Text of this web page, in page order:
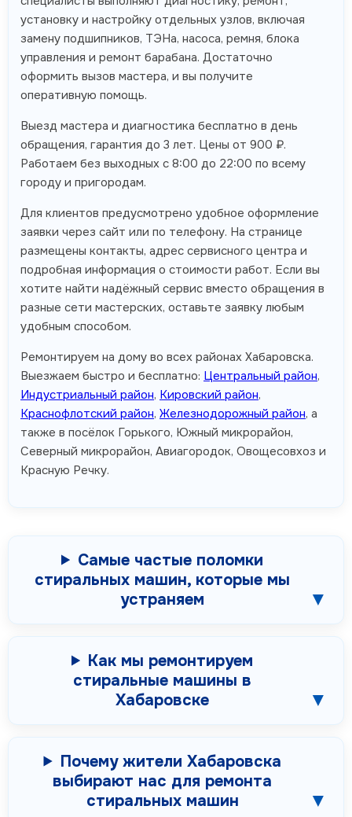
установку и настройку отдельных узлов, включая
замену подшипников, ТЭНа, насоса, ремня, блока
управления и ремонт барабана. Достаточно
оформить вызов мастера, и вы получите
оперативную помощь.
Выезд мастера и диагностика бесплатно в день
обращения, гарантия до 3 лет. Цены от 900 ₽.
Работаем без выходных с 8:00 до 22:00 по всему
городу и пригородам.
Для клиентов предусмотрено удобное оформление
заявки через сайт или по телефону. На странице
размещены контакты, адрес сервисного центра и
подробная информация о стоимости работ. Если вы
хотите найти надёжный сервис вместо обращения в
разные сети мастерских, оставьте заявку любым
удобным способом.
Ремонтируем на дому во всех районах Хабаровска.
Выезжаем быстро и бесплатно: Центральный район,
Индустриальный район, Кировский район,
Краснофлотский район, Железнодорожный район, а
также в посёлок Горького, Южный микрорайон,
Северный микрорайон, Авиагородок, Овощесовхоз и
Красную Речку.
Самые частые поломки
стиральных машин, которые мы
устраняем
Как мы ремонтируем
стиральные машины в
Хабаровске
Почему жители Хабаровска
выбирают нас для ремонта
стиральных машин